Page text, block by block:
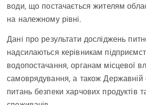
води, що постачається жителям
на належному рівні.
Дані про результати досліджень
надсилаються керівникам
водопостачання, органам місцевої
самоврядування, а також Державній
питань безпеки харчових продуктів